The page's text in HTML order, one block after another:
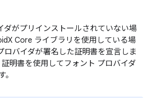
ダがプリインストールされていない場
Core ライブラリを使用している場
ロバイダが署名した証明書を宣言しま
明書を使用してフォント プロバイダ